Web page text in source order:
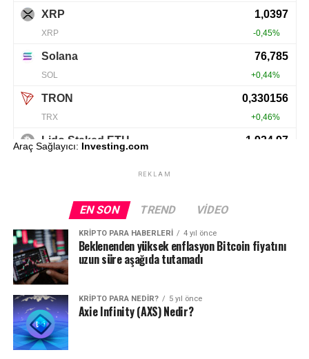
Araç Sağlayıcı: Investing.com
REKLAM
EN SON TREND VIDEO
KRIPTO PARA HABERLERI 4 yıl önce
Beklenenden yüksek enflasyon Bitcoin fiyatını
uzun süre aşağıda tutamadı
KRIPTO PARA NEDIR? 5 yıl önce
Axie Infinity (AXS) Nedir?